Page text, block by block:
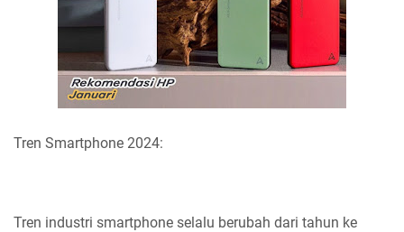
Tren Smartphone 2024:
Tren industri smartphone selalu berubah dari tahun ke